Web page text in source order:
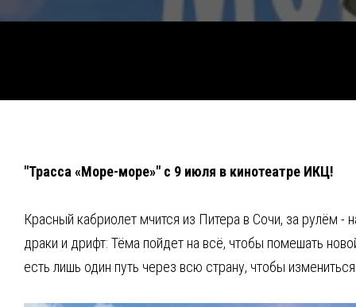
"Трасса «Море-море»" с 9 июля в кинотеатре ИКЦ!
Красный кабриолет мчится из Питера в Сочи, за рулём
драки и дрифт: Тёма пойдет на всё, чтобы помешать
есть лишь один путь через всю страну, чтобы